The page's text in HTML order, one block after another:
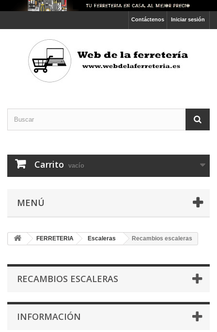
Iniciar sesión
Contáctenos
Carrito vacío
MENÚ
FERRETERIA Escaleras Recambios escaleras
RECAMBIOS ESCALERAS
INFORMACIÓN